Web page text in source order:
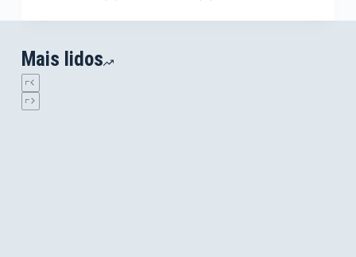
Mais lidos